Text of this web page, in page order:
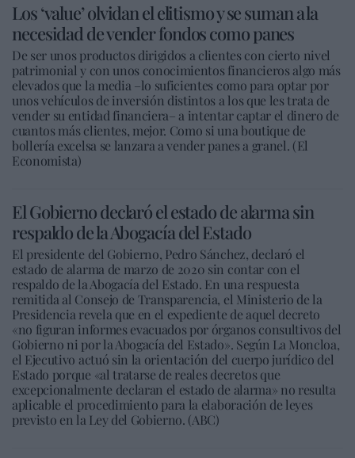
Los ‘value’ olvidan el elitismo y se suman a la
necesidad de vender fondos como panes
De ser unos productos dirigidos a clientes con cierto nivel
patrimonial y con unos conocimientos financieros algo más
elevados que la media –lo suficientes como para optar por
unos vehículos de inversión distintos a los que les trata de
vender su entidad financiera– a intentar captar el dinero de
cuantos más clientes, mejor. Como si una boutique de
bollería excelsa se lanzara a vender panes a granel. (El
Economista)
El Gobierno declaró el estado de alarma sin
respaldo de la Abogacía del Estado
El presidente del Gobierno, Pedro Sánchez, declaró el
estado de alarma de marzo de 2020 sin contar con el
respaldo de la Abogacía del Estado. En una respuesta
remitida al Consejo de Transparencia, el Ministerio de la
Presidencia revela que en el expediente de aquel decreto
«no figuran informes evacuados por órganos consultivos del
Gobierno ni por la Abogacía del Estado». Según La Moncloa,
el Ejecutivo actuó sin la orientación del cuerpo jurídico del
Estado porque «al tratarse de reales decretos que
excepcionalmente declaran el estado de alarma» no resulta
aplicable el procedimiento para la elaboración de leyes
previsto en la Ley del Gobierno. (ABC)